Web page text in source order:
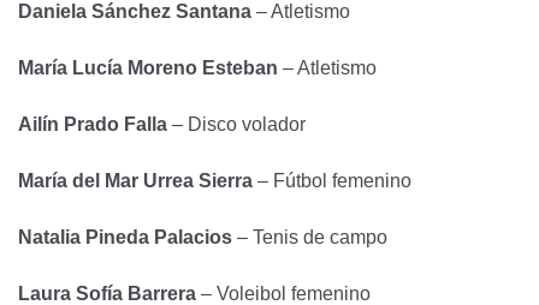
Daniela Sánchez Santana – Atletismo
María Lucía Moreno Esteban – Atletismo
Ailín Prado Falla – Disco volador
María del Mar Urrea Sierra – Fútbol femenino
Natalia Pineda Palacios – Tenis de campo
Laura Sofía Barrera – Voleibol femenino